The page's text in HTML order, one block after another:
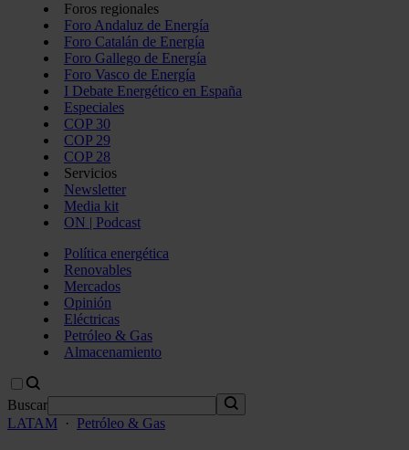
Foros regionales
Foro Andaluz de Energía
Foro Catalán de Energía
Foro Gallego de Energía
Foro Vasco de Energía
I Debate Energético en España
Especiales
COP 30
COP 29
COP 28
Servicios
Newsletter
Media kit
ON | Podcast
Política energética
Renovables
Mercados
Opinión
Eléctricas
Petróleo & Gas
Almacenamiento
Buscar
LATAM · Petróleo & Gas